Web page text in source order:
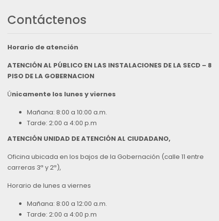
Contáctenos
Horario de atención
ATENCIÓN AL PÚBLICO EN LAS INSTALACIONES DE LA SECD – 8
PISO DE LA GOBERNACION
Únicamente los lunes y viernes
Mañana: 8:00 a 10:00 a.m.
Tarde: 2:00 a 4:00 p.m
ATENCIÓN UNIDAD DE ATENCIÓN AL CIUDADANO,
Oficina ubicada en los bajos de la Gobernación (calle 11 entre
carreras 3ª y 2ª),
Horario de lunes a viernes
Mañana: 8:00 a 12:00 a.m.
Tarde: 2:00 a 4:00 p.m